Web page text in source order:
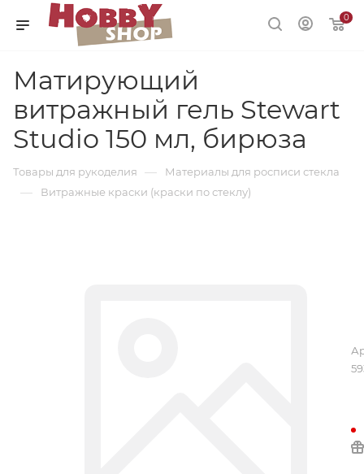
0
Матирующий
витражный гель Stewart
Studio 150 мл, бирюза
Товары для рукоделия — Материалы для росписи стекла
— Витражные краски (краски по стеклу)